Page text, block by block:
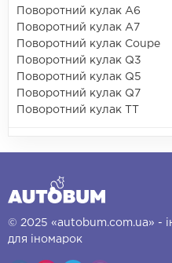
Поворотний кулак A6
Поворотний кулак A7
Поворотний кулак Coupe
Поворотний кулак Q3
Поворотний кулак Q5
Поворотний кулак Q7
Поворотний кулак TT
© 2025 «autobum.com.ua» -
для іномарок